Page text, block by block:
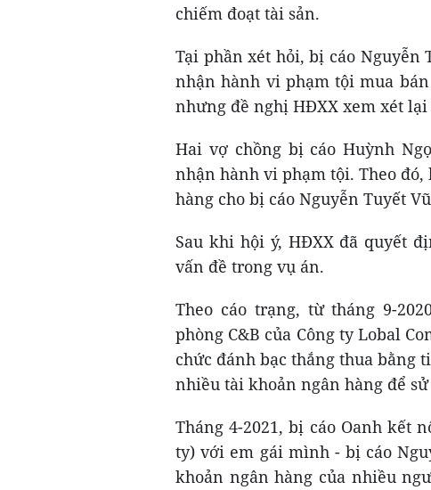
chiếm đoạt tài sản.
Tại phần xét hỏi, bị cáo Nguyễn
nhận hành vi phạm tội mua
nhưng đề nghị HĐXX xem xét
Hai vợ chồng bị cáo Huỳnh
nhận hành vi phạm tội. Theo
hàng cho bị cáo Nguyễn Tuyết
Sau khi hội ý, HĐXX đã quyết
vấn đề trong vụ án.
Theo cáo trạng, từ tháng 9-
phòng C&B của Công ty Lobal
chức đánh bạc thắng thua bằng
nhiều tài khoản ngân hàng để
Tháng 4-2021, bị cáo Oanh kết
ty) với em gái mình - bị cáo
khoản ngân hàng của nhiều